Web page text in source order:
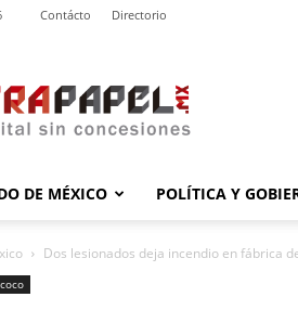
Contácto Directorio
DE MÉXICO POLÍTICA Y
Dos lesionados deja incendio en fábrica